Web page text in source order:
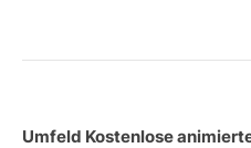
Umfeld Kostenlose